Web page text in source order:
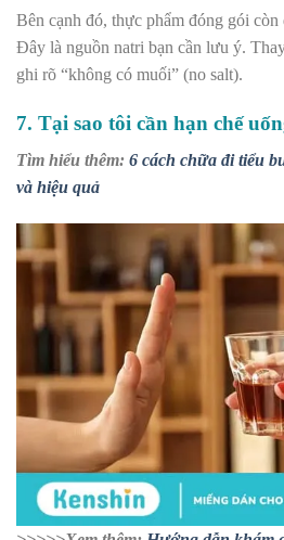
Bên cạnh đó, thực phẩm đóng gói
Đây là nguồn natri bạn cần lưu ý.
ghi rõ “không có muối” (no salt).
7. Tại sao tôi cần hạn chế
Tìm hiểu thêm: 6 cách chữa đi tiểu
và hiệu quả